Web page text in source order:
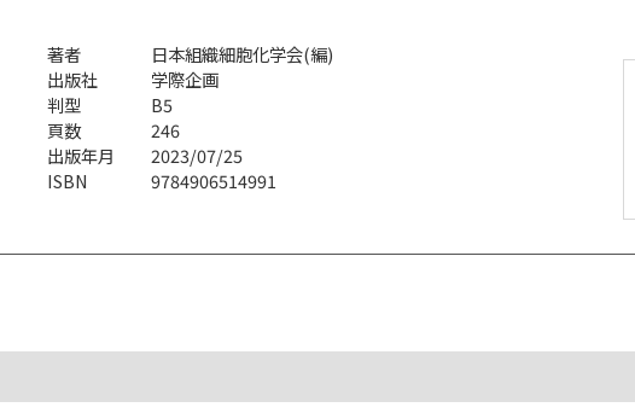
著者
日本組織細胞化学会(編)
出版社
学際企画
判型
B5
頁数
246
出版年月
2023/07/25
ISBN
9784906514991